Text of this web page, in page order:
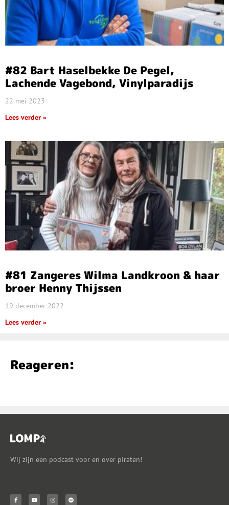
#82 Bart Haselbekke De Pegel,
Lachende Vagebond, Vinylparadijs
22 mei 2023
Lees verder »
#81 Zangeres Wilma Landkroon & haar
broer Henny Thijssen
19 december 2022
Lees verder »
Reageren:
Wij zijn een podcast voor en over piraten!